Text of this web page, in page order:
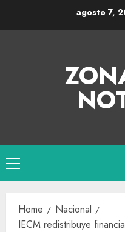
agosto 7,
Home
Nacional
IECM redistribuye